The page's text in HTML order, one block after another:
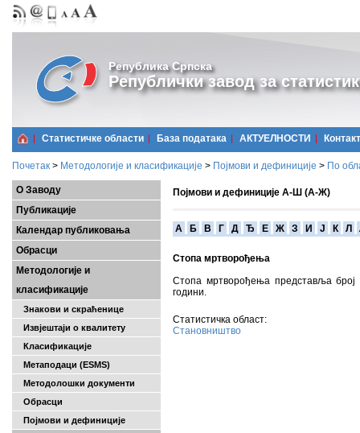
Република Српска
Републички завод за
Статистичке области Базa података АКТУЕЛНОСТИ Контакт
Почетак > Методологије и класификације > Појмови и дефиниције > По
О Заводу
Публикације
Календар публиковања
Обрасци
Методологије и
класификације
Знакови и скраћенице
Извјештаји о квалитету
Класификације
Метаподаци (ESMS)
Методолошки документи
Обрасци
Појмови и дефиниције
Појмови и дефиниције А-Ш (А-Ж)
A Б В Г Д Ђ Е Ж З И Ј К Л
Стопа мртворођења
Стопа мртворођења представља број
години.
Статистичка област:
Становништво